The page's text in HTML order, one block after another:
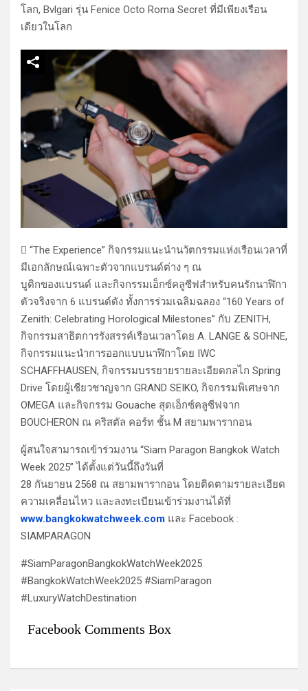
โลก, Bvlgari รุ่น Fenice Octo Roma Secret ที่มีเพียงเรือน
เดียวในโลก
 “The Experience” กิจกรรมแนะนำนวัตกรรมแห่งเรือนเวลาที่
มีเอกลักษณ์เฉพาะตัวจากแบรนด์ต่าง ๆ ณ
บูติกของแบรนด์ และกิจกรรมเอ็กซ์คลูซีฟสำหรับคนรักนาฬิกา
ตัวจริงจาก 6 แบรนด์ดัง ทั้งการร่วมเฉลิมฉลอง “160 Years of
Zenith: Celebrating Horological Milestones” กับ ZENITH,
กิจกรรมสาธิตการรังสรรค์เรือนเวลาโดย A. LANGE & SOHNE,
กิจกรรมแนะนำการออกแบบนาฬิกาโดย IWC
SCHAFFHAUSEN, กิจกรรมบรรยายรายละเอียดกลไก Spring
Drive โดยผู้เชียวชาญจาก GRAND SEIKO, กิจกรรมพิเศษจาก
OMEGA และกิจกรรม Gouache สุดเอ็กซ์คลูซีฟจาก
BOUCHERON ณ คริสตัล คอร์ท ชั้น M สยามพารากอน
ผู้สนใจสามารถเข้าร่วมงาน “Siam Paragon Bangkok Watch
Week 2025” ได้ตั้งแต่วันนี้ถึงวันที่
28 กันยายน 2568 ณ สยามพารากอน โดยติดตามรายละเอียด
ความเคลื่อนไหว และลงทะเบียนเข้าร่วมงานได้ที่
www.bangkokwatchweek.com และ Facebook :
SIAMPARAGON
#SiamParagonBangkokWatchWeek2025
#BangkokWatchWeek2025 #SiamParagon
#LuxuryWatchDestination
Facebook Comments Box